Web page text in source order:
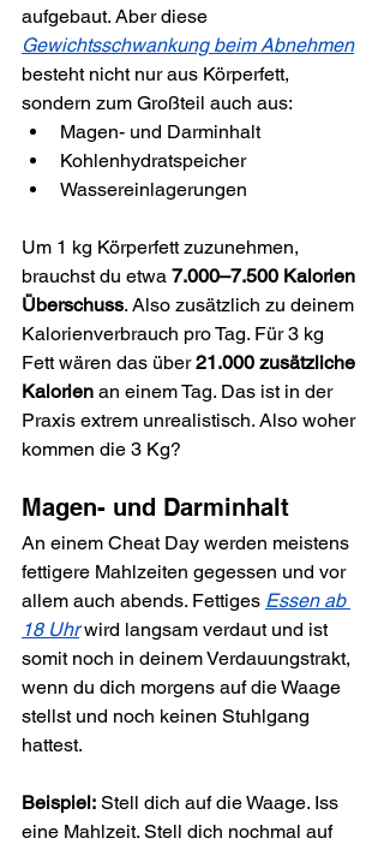
aufgebaut. Aber diese
Gewichtsschwankung beim Abnehmen
besteht nicht nur aus Körperfett,
sondern zum Großteil auch aus:
Magen- und Darminhalt
Kohlenhydratspeicher
Wassereinlagerungen
Um 1 kg Körperfett zuzunehmen,
brauchst du etwa 7.000–7.500 Kalorien
Überschuss. Also zusätzlich zu deinem
Kalorienverbrauch pro Tag. Für 3 kg
Fett wären das über 21.000 zusätzliche
Kalorien an einem Tag. Das ist in der
Praxis extrem unrealistisch. Also woher
kommen die 3 Kg?
Magen- und Darminhalt
An einem Cheat Day werden meistens
fettigere Mahlzeiten gegessen und vor
allem auch abends. Fettiges Essen ab
18 Uhr wird langsam verdaut und ist
somit noch in deinem Verdauungstrakt,
wenn du dich morgens auf die Waage
stellst und noch keinen Stuhlgang
hattest.
Beispiel: Stell dich auf die Waage. Iss
eine Mahlzeit. Stell dich nochmal auf